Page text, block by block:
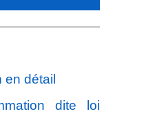
en détail
dite loi